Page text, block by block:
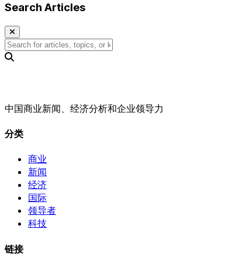
Search Articles
中国商业新闻、经济分析和企业领导力
分类
商业
新闻
经济
国际
领导者
科技
链接